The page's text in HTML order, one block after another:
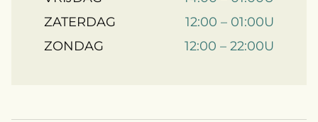
ZATERDAG
12:00 – 01:00U
ZONDAG
12:00 – 22:00U